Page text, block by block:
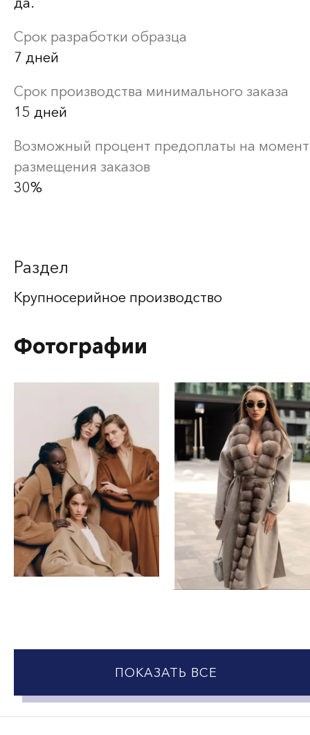
Срок разработки образца
7 дней
Срок производства минимального заказа
15 дней
Возможный процент предоплаты на момент
размещения заказов
30%
Раздел
Крупносерийное производство
Фотографии
ПОКАЗАТЬ ВСЕ